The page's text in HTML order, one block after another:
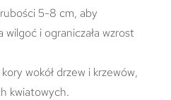
5-8 cm, aby
wilgoć i ograniczała wzrost
wokół drzew i krzewów,
kwiatowych.